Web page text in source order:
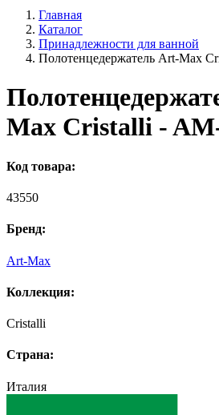
Главная
Каталог
Принадлежности для ванной
Полотенцедержатель Art-Max
Max Cristalli -
Код товара:
43550
Бренд:
Art-Max
Коллекция:
Cristalli
Страна:
Италия